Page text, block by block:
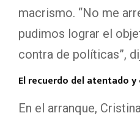
macrismo. “No me
pudimos lograr el
contra de políticas”,
El recuerdo del atentado
En el arranque,